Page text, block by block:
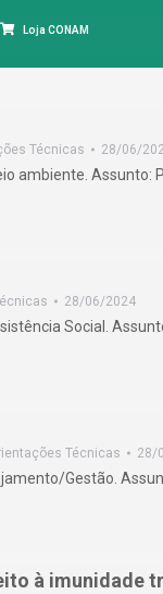
Loja CONAM
Técnicas 28/06/
ambiente. Assunto:
28/06/2024
Social.
Técnicas 28/
Gestão.
à imunidade